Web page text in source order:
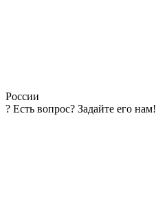
России
? Есть вопрос? Задайте его нам!